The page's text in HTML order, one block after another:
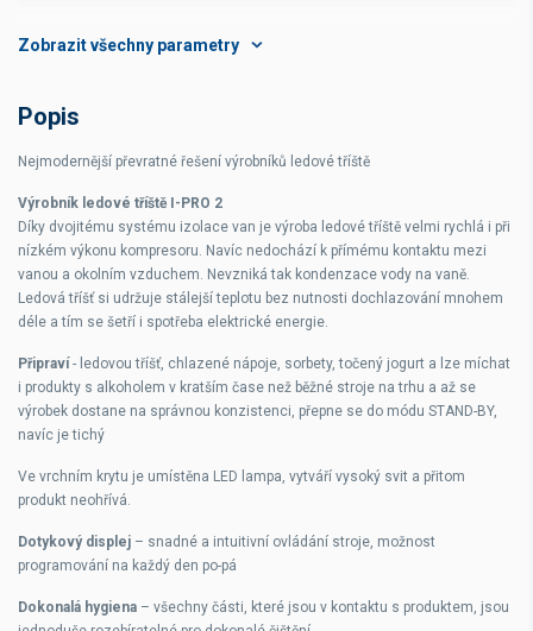
Příkon
Popis
Nejmodernější převratné řešení výrobníků ledové tříště
Výrobník ledové tříště I-PRO 2
Díky dvojitému systému izolace van je výroba ledové tříště velmi rychlá i při
nízkém výkonu kompresoru. Navíc nedochází k přímému kontaktu mezi
vanou a okolním vzduchem. Nevzniká tak kondenzace vody na vaně.
Ledová tříšť si udržuje stálejší teplotu bez nutnosti dochlazování mnohem
déle a tím se šetří i spotřeba elektrické energie.
Připraví - ledovou tříšť, chlazené nápoje, sorbety, točený jogurt a lze míchat
i produkty s alkoholem v kratším čase než běžné stroje na trhu a až se
výrobek dostane na správnou konzistenci, přepne se do módu STAND-BY,
navíc je tichý
Ve vrchním krytu je umístěna LED lampa, vytváří vysoký svit a přitom
produkt neohřívá.
Dotykový displej – snadné a intuitivní ovládání stroje, možnost
programování na každý den po-pá
Dokonalá hygiena – všechny části, které jsou v kontaktu s produktem, jsou